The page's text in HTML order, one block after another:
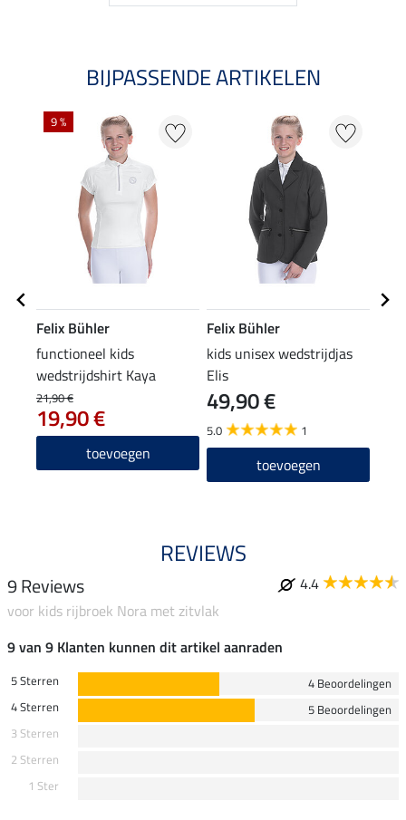
BIJPASSENDE ARTIKELEN
9 %
Felix Bühler
functioneel kids
wedstrijdshirt Kaya
21,90 €
19,90 €
toevoegen
Felix Bühler
kids unisex wedstrijdjas
Elis
49,90 €
5.0 1
toevoegen
REVIEWS
9 Reviews
4.4
voor kids rijbroek Nora met zitvlak
9 van 9 Klanten kunnen dit artikel aanraden
5 Sterren
4 Beoordelingen
4 Sterren
5 Beoordelingen
3 Sterren
2 Sterren
1 Ster